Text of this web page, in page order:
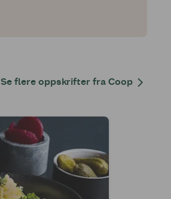
Se flere oppskrifter fra Coop